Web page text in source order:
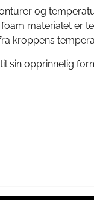
og
materialet er
kroppens
sin opprinnelig